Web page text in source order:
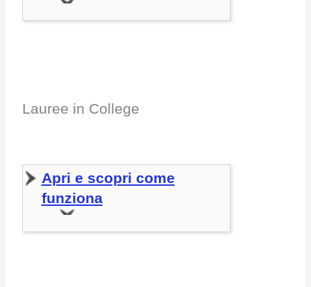
Lauree in College
Apri e scopri come
funziona